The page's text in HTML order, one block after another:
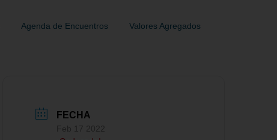
Agenda de Encuentros Valores Agregados
FECHA